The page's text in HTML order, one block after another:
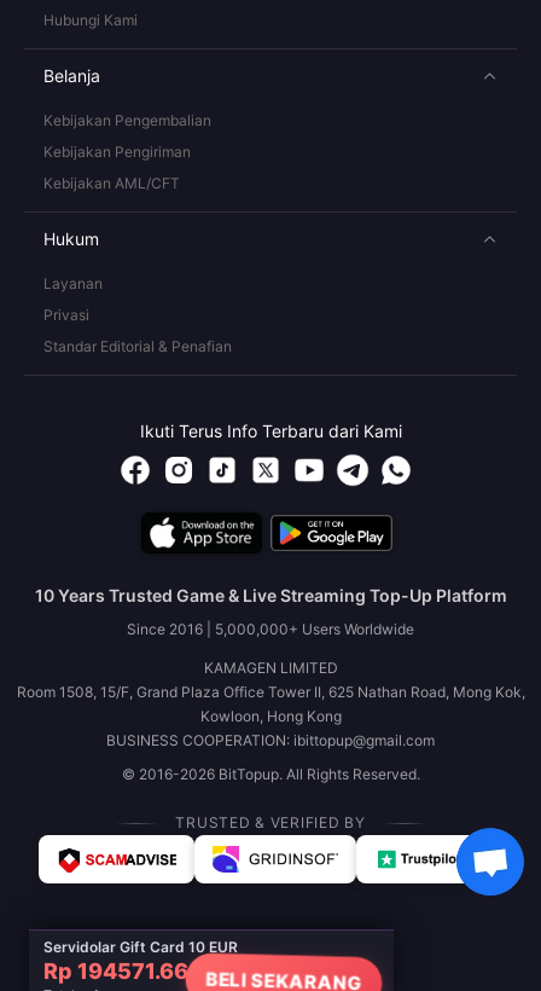
Servidolar Gift Card 10 EUR
Rp 194571.66 BELI SEKARANG
Hubungi Kami
Belanja
Kebijakan Pengembalian
Kebijakan Pengiriman
Kebijakan AML/CFT
Hukum
Layanan
Privasi
Standar Editorial & Penafian
Ikuti Terus Info Terbaru dari Kami
10 Years Trusted Game & Live Streaming Top-Up Platform
Since 2016 | 5,000,000+ Users Worldwide
KAMAGEN LIMITED
Room 1508, 15/F, Grand Plaza Office Tower II, 625 Nathan Road, Mong Kok,
Kowloon, Hong Kong
BUSINESS COOPERATION: ibittopup@gmail.com
© 2016-2026 BitTopup. All Rights Reserved.
TRUSTED & VERIFIED BY